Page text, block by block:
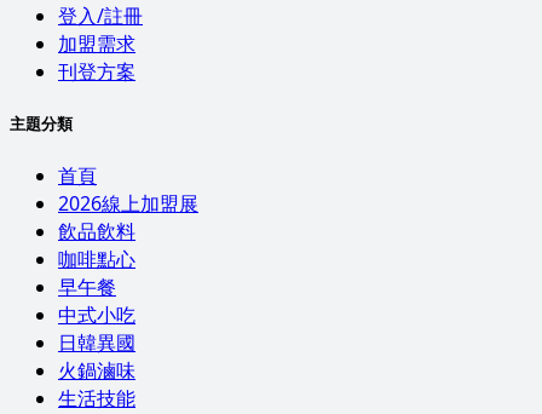
登入/註冊
加盟需求
刊登方案
主題分類
首頁
2026線上加盟展
飲品飲料
咖啡點心
早午餐
中式小吃
日韓異國
火鍋滷味
生活技能